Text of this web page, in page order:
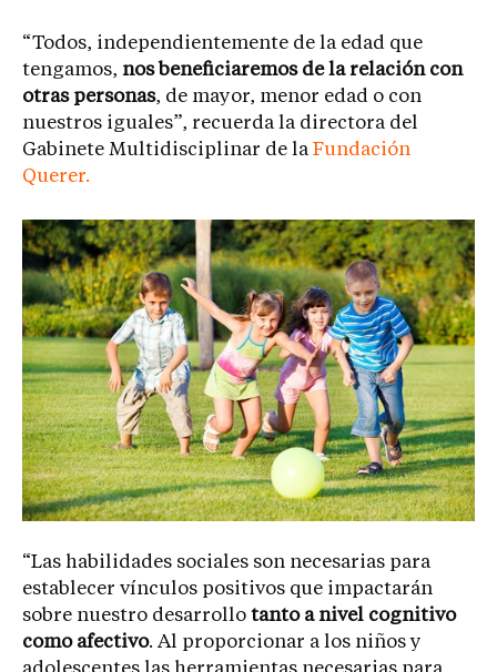
“Todos, independientemente de la edad que
tengamos, nos beneficiaremos de la relación con
otras personas, de mayor, menor edad o con
nuestros iguales”, recuerda la directora del
Gabinete Multidisciplinar de la Fundación
Querer.
“Las habilidades sociales son necesarias para
establecer vínculos positivos que impactarán
sobre nuestro desarrollo tanto a nivel cognitivo
como afectivo. Al proporcionar a los niños y